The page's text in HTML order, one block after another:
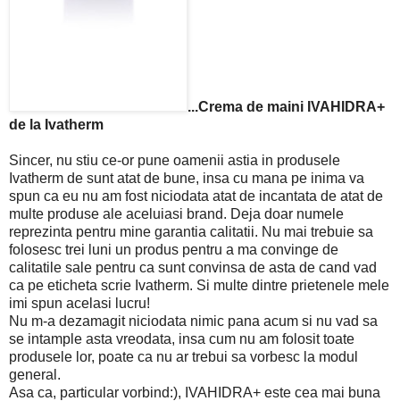
...Crema de maini IVAHIDRA+
de la Ivatherm
Sincer, nu stiu ce-or pune oamenii astia in produsele
Ivatherm de sunt atat de bune, insa cu mana pe inima va
spun ca eu nu am fost niciodata atat de incantata de atat de
multe produse ale aceluiasi brand. Deja doar numele
reprezinta pentru mine garantia calitatii. Nu mai trebuie sa
folosesc trei luni un produs pentru a ma convinge de
calitatile sale pentru ca sunt convinsa de asta de cand vad
ca pe eticheta scrie Ivatherm. Si multe dintre prietenele mele
imi spun acelasi lucru!
Nu m-a dezamagit niciodata nimic pana acum si nu vad sa
se intample asta vreodata, insa cum nu am folosit toate
produsele lor, poate ca nu ar trebui sa vorbesc la modul
general.
Asa ca, particular vorbind:), IVAHIDRA+ este cea mai buna